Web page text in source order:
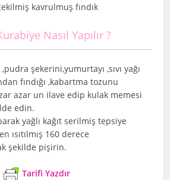
kavrulmuş fındık
Nasıl Yapılır ?
şekerini,yumurtayı ,sıvı yağı
fındığı ,kabartma tozunu
azar un ilave edip kulak memesi
edin.
yağlı kağıt serilmiş tepsiye
ısıtılmış 160 derece
şekilde pişirin.
Tarifi Yazdır